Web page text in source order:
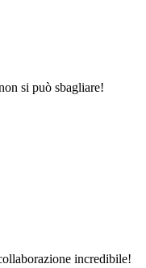
si può sbagliare!
incredibile!